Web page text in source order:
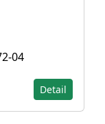
04
Detail